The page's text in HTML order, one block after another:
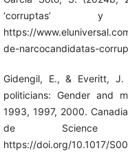
‘corruptas’ y
https://
de-narcocandidatas-
Gidengil, E., & Everitt, J.
politicians: Gender and
1993, 1997, 2000.
de Science
https://doi.org/10.1017/